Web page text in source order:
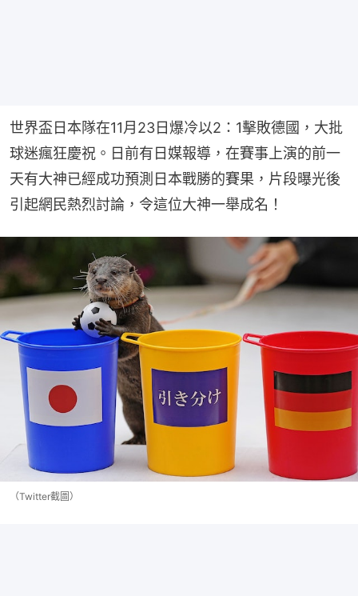
世界盃日本隊在11月23日爆冷以2：1擊敗德國，大批
球迷瘋狂慶祝。日前有日媒報導，在賽事上演的前一
天有大神已經成功預測日本戰勝的賽果，片段曝光後
引起網民熱烈討論，令這位大神一舉成名！
（Twitter截圖）